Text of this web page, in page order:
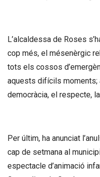
L’alcaldessa de Roses
cop més, el mésenèrgic
tots els cossos
aquests difícils moments;
democràcia, el respecte,
Per últim, ha anunciat
cap de setmana al
espectacle d’animació